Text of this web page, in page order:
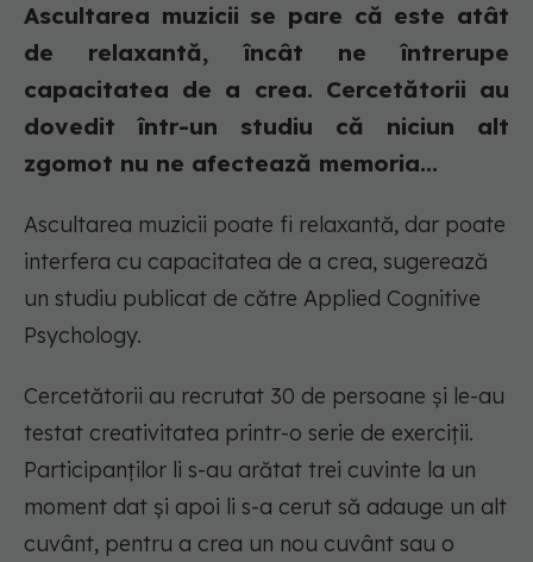
Ascultarea muzicii se pare că este atât
de relaxantă, încât ne întrerupe
capacitatea de a crea. Cercetătorii au
dovedit într-un studiu că niciun alt
zgomot nu ne afectează memoria...
Ascultarea muzicii poate fi relaxantă, dar poate
interfera cu capacitatea de a crea, sugerează
un studiu publicat de către Applied Cognitive
Psychology.
Cercetătorii au recrutat 30 de persoane și le-au
testat creativitatea printr-o serie de exerciții.
Participanților li s-au arătat trei cuvinte la un
moment dat și apoi li s-a cerut să adauge un alt
cuvânt, pentru a crea un nou cuvânt sau o